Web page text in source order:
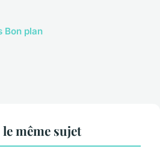
Bon plan
même sujet